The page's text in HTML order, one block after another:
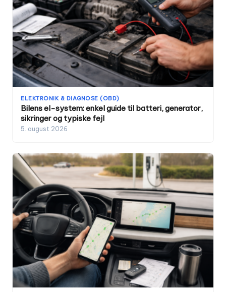
ELEKTRONIK & DIAGNOSE (OBD)
Bilens el-system: enkel guide til batteri, generator,
sikringer og typiske fejl
5. august 2026